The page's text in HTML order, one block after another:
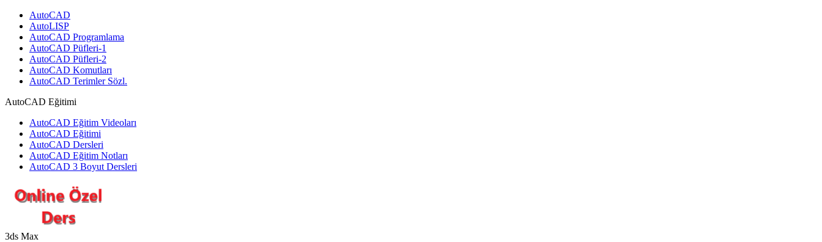
AutoCAD
AutoLISP
AutoCAD Programlama
AutoCAD Püfleri-1
AutoCAD Püfleri-2
AutoCAD Komutları
AutoCAD Terimler Sözl.
AutoCAD Eğitimi
AutoCAD Eğitim Videoları
AutoCAD Eğitimi
AutoCAD Dersleri
AutoCAD Eğitim Notları
AutoCAD 3 Boyut Dersleri
3ds Max